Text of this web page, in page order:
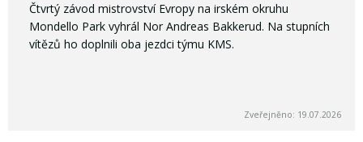
Čtvrtý závod mistrovství Evropy na irském okruhu
Mondello Park vyhrál Nor Andreas Bakkerud. Na stupních
vítězů ho doplnili oba jezdci týmu KMS.
Zveřejněno: 19.07.2026